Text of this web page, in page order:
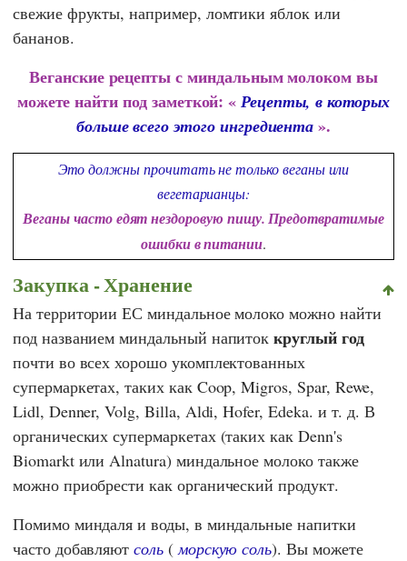
свежие фрукты, например, ломтики яблок или
бананов.
Веганские рецепты с миндальным молоком вы
можете найти под заметкой: «Рецепты, в которых
больше всего этого ингредиента ».
Это должны прочитать не только веганы или
вегетарианцы:
Веганы часто едят нездоровую пищу. Предотвратимые
ошибки в питании.
Закупка - Хранение
На территории ЕС миндальное молоко можно найти
под названием миндальный напитоккруглый год
почти во всех хорошо укомплектованных
супермаркетах, таких как Coop,Migros, Spar, Rewe,
Lidl, Denner,Volg, Billa, Aldi,Hofer, Edeka. и т. д. В
органических супермаркетах (таких как Denn's
BiomarktилиAlnatura) миндальное молоко также
можно приобрести как органический продукт.
Помимо миндаля и воды, в миндальные напитки
часто добавляютсоль(морскую соль). Вы можете